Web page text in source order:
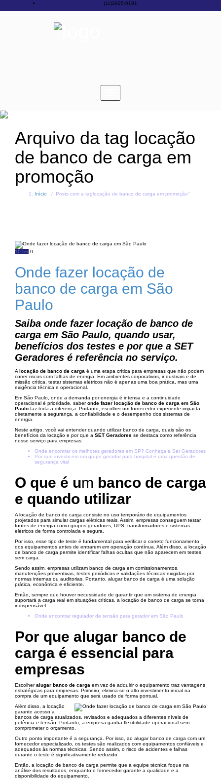
(11)2925-0191
Arquivo da tag locação
de banco de carga em
promoção
Início / Posts com a taglocação de banco de carga em promoção"
10 fev 0
Onde fazer locação de
banco de carga em São
Paulo
Saiba onde fazer locação de banco de
carga em São Paulo, quando usar,
benefícios dos testes e por que a SET
Geradores é referência no serviço.
A locação de banco de carga é uma etapa crítica para empresas que não podem
correr riscos com falhas de energia. Em ambientes corporativos, industriais e de
missão crítica, testar sistemas elétricos não é apenas uma boa prática, mas uma
exigência técnica e operacional.
Em São Paulo, onde a demanda por energia é intensa e a continuidade
operacional é prioridade, saberonde fazer locação de banco de carga em São
Paulo faz toda a diferença. Portanto, escolher um fornecedor experiente impacta
diretamente a segurança, a confiabilidade e o desempenho dos sistemas de
energia.
Neste artigo, você vai entender quando utilizar banco de carga, quais são os
benefícios da locação e por que a SET Geradores se destaca como referência
nesse serviço para empresas.
Onde encontrar os melhores geradores em SP? Conheça a Set Geradores
Por que investir em um grupo gerador para hospital é uma questão de
segurança vital
O que é um banco de carga
e quando utilizar
A locação de banco de carga consiste no uso temporário de equipamentos
projetados para simular cargas elétricas reais. Assim, empresas conseguem testar
fontes de energia como grupos geradores, UPS, transformadores e sistemas
elétricos de forma controlada e segura.
Por isso, esse tipo de teste é fundamental para verificar o correto funcionamento
dos equipamentos antes de entrarem em operação contínua. Além disso, a locação
de banco de carga permite identificar falhas ocultas que não aparecem em testes
sem carga.
Sendo assim, empresas utilizam banco de carga em comissionamentos,
manutenções preventivas, testes periódicos e validações técnicas exigidas por
normas internas ou auditorias. Portanto, alugar banco de carga é uma solução
prática, econômica e eficiente.
Então, sempre que houver necessidade de garantir que um sistema de energia
suportará a carga real em situações críticas, a locação de banco de carga se torna
indispensável.
Onde encontrar regulador de tensão para gerador em São Paulo
Por que alugar banco de
carga é essencial para
empresas
Escolheralugar banco de carga em vez de adquirir o equipamento traz vantagens
estratégicas para empresas. Primeiro, elimina-se o alto investimento inicial na
compra de um equipamento que será usado de forma pontual.
Além disso, a locação
garante acesso a
bancos de carga atualizados, revisados e adequados a diferentes níveis de
potência e tensão. Portanto, a empresa ganha flexibilidade operacional sem
comprometer o orçamento.
Outro ponto importante é a segurança. Por isso, ao alugar banco de carga com um
fornecedor especializado, os testes são realizados com equipamentos confiáveis e
adequados às normas técnicas. Sendo assim, o risco de acidentes e falhas
durante o teste é significativamente reduzido.
Então, a locação de banco de carga permite que a equipe técnica foque na
análise dos resultados, enquanto o fornecedor garante a qualidade e a
disponibilidade do equipamento.